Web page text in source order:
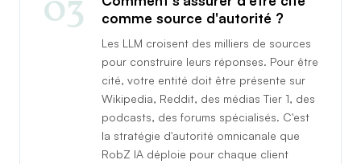
comme source d'autorité ?
Les LLM croisent des milliers de sources
pour construire leurs réponses. Pour être
cité, votre entité doit être présente sur
Wikipedia, Reddit, des médias Tier 1, des
podcasts, des forums spécialisés. C'est
la stratégie d'autorité omnicanale que
RobZ IA déploie pour chaque client